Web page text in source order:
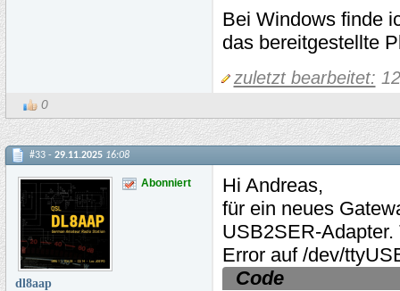
Bei Windows finde
das bereitgestellte
zuletzt bearbeitet:
0
#33 - 29.11.2025 16:08
Abonniert
dl8aap
Hi Andreas,
für ein neues
USB2SER-
Error auf /dev/
Code